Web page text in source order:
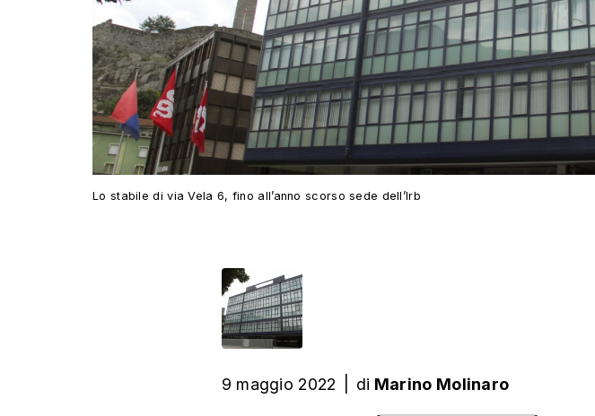
Lo stabile di via Vela 6, fino all’anno scorso sede dell’Irb
9 maggio 2022 di Marino Molinaro